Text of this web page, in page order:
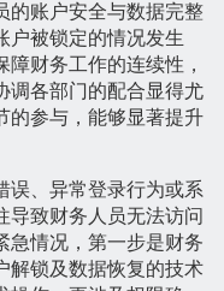
的账户安全与数据完整
户被锁定的情况发生
财务工作的连续性，
调各部门的配合显得尤
的参与，能够显著提升
误、异常登录行为或系
导致财务人员无法访问
急情况，第一步是财务
解锁及数据恢复的技术